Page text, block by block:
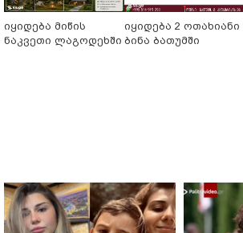
იყიდება მიწის
ნაკვეთი ლაგოდეხში
იყიდება 2 ოთახიანი
ბინა ბათუმში